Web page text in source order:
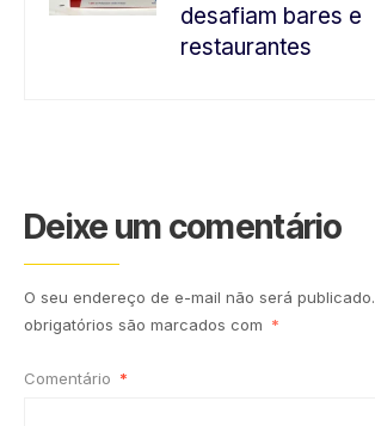
desafiam bares e
restaurantes
Deixe um comentário
O seu endereço de e-mail não será publicado.
obrigatórios são marcados com *
Comentário *